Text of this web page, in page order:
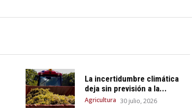
La incertidumbre climática
deja sin previsión a la...
Agricultura 30 julio, 2026